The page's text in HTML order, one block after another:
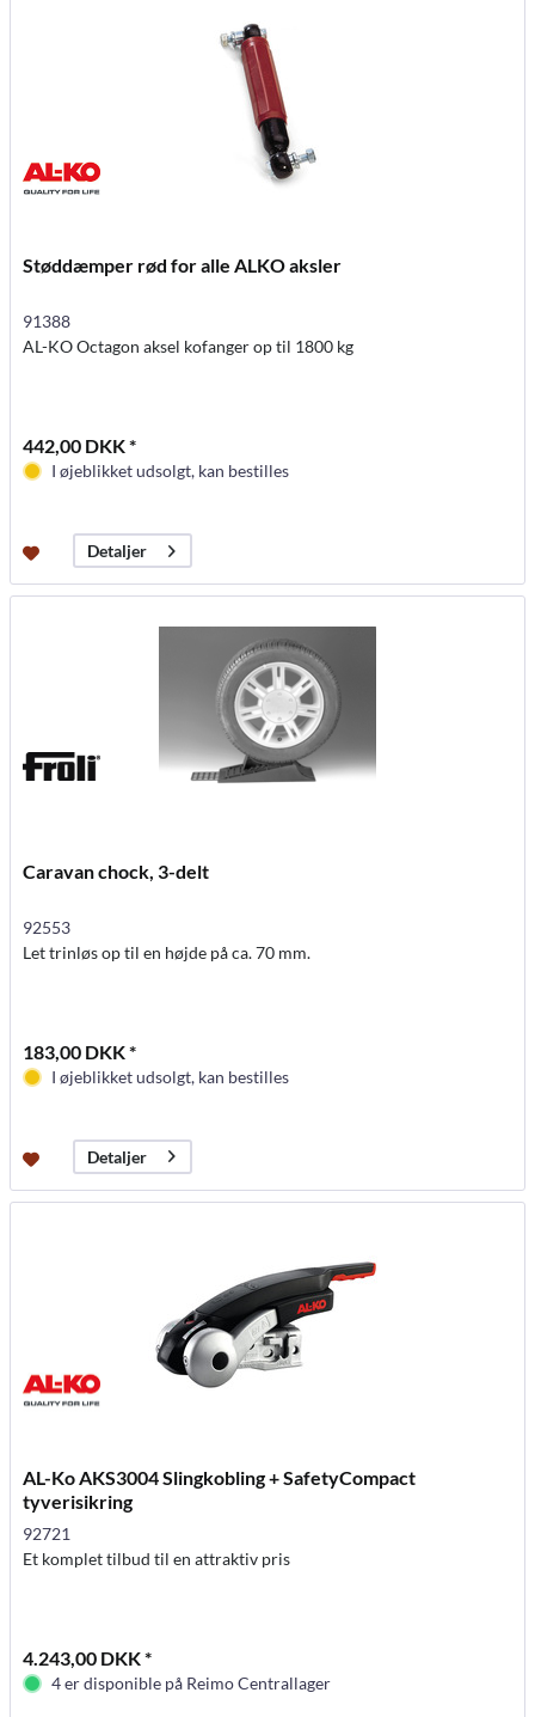
Støddæmper rød for alle ALKO aksler
91388
AL-KO Octagon aksel kofanger op til 1800 kg
442,00 DKK *
I øjeblikket udsolgt, kan bestilles
Detaljer
Caravan chock, 3-delt
92553
Let trinløs op til en højde på ca. 70 mm.
183,00 DKK *
I øjeblikket udsolgt, kan bestilles
Detaljer
AL-Ko AKS3004 Slingkobling + SafetyCompact
tyverisikring
92721
Et komplet tilbud til en attraktiv pris
4.243,00 DKK *
4 er disponible på Reimo Centrallager